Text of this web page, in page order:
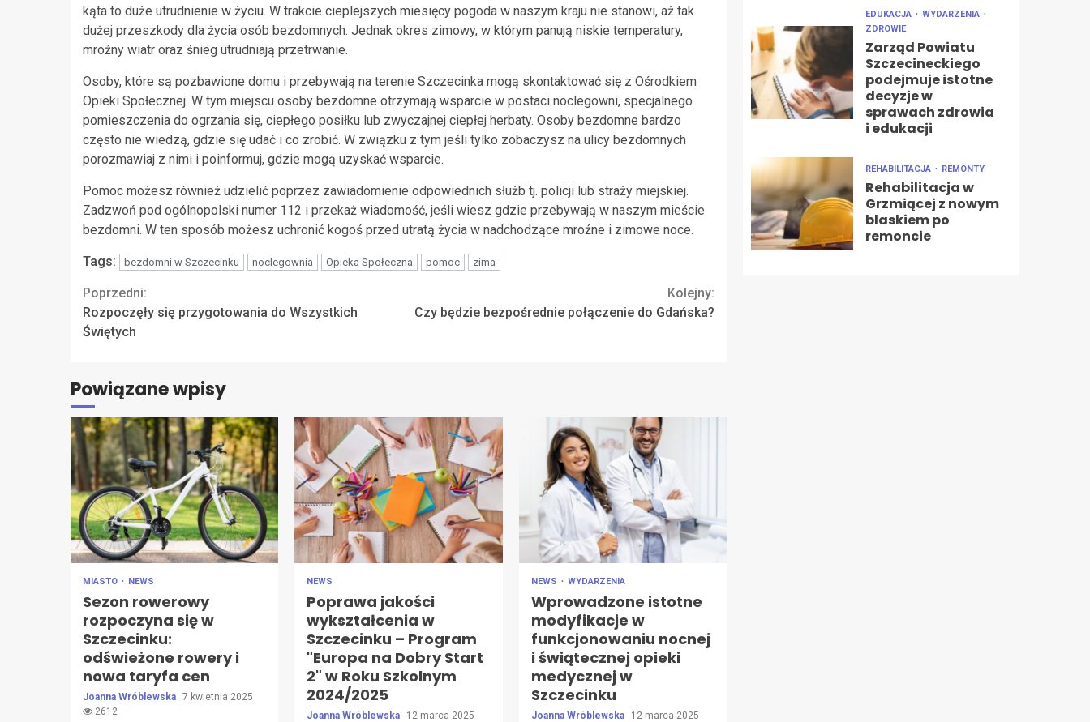
kąta to duże utrudnienie w życiu. W trakcie cieplejszych miesięcy pogoda w naszym kraju nie stanowi, aż tak
dużej przeszkody dla życia osób bezdomnych. Jednak okres zimowy, w którym panują niskie temperatury,
mroźny wiatr oraz śnieg utrudniają przetrwanie.
Osoby, które są pozbawione domu i przebywają na terenie Szczecinka mogą skontaktować się z Ośrodkiem
Opieki Społecznej. W tym miejscu osoby bezdomne otrzymają wsparcie w postaci noclegowni, specjalnego
pomieszczenia do ogrzania się, ciepłego posiłku lub zwyczajnej ciepłej herbaty. Osoby bezdomne bardzo
często nie wiedzą, gdzie się udać i co zrobić. W związku z tym jeśli tylko zobaczysz na ulicy bezdomnych
porozmawiaj z nimi i poinformuj, gdzie mogą uzyskać wsparcie.
Pomoc możesz również udzielić poprzez zawiadomienie odpowiednich służb tj. policji lub straży miejskiej.
Zadzwoń pod ogólnopolski numer 112 i przekaż wiadomość, jeśli wiesz gdzie przebywają w naszym mieście
bezdomni. W ten sposób możesz uchronić kogoś przed utratą życia w nadchodzące mroźne i zimowe noce.
Tags: bezdomni w Szczecinku noclegownia Opieka Społeczna pomoc zima
Continue
Reading
Poprzedni:
Rozpoczęły się przygotowania do Wszystkich
Świętych
Kolejny:
Czy będzie bezpośrednie połączenie do Gdańska?
Powiązane wpisy
MIASTO NEWS
Sezon rowerowy
rozpoczyna się w
Szczecinku:
odświeżone rowery i
nowa taryfa cen
Joanna Wróblewska 7 kwietnia 2025
2612
NEWS
Poprawa jakości
wykształcenia w
Szczecinku – Program
"Europa na Dobry Start
2" w Roku Szkolnym
2024/2025
Joanna Wróblewska
12 marca 2025
NEWS WYDARZENIA
Wprowadzone istotne
modyfikacje w
funkcjonowaniu nocnej
i świątecznej opieki
medycznej w
Szczecinku
Joanna Wróblewska
12 marca 2025
EDUKACJA
WYDARZENIA
ZDROWIE
Zarząd Powiatu
Szczecineckiego
podejmuje istotne
decyzje w
sprawach zdrowia
i edukacji
REHABILITACJA REMONTY
Rehabilitacja w
Grzmiącej z nowym
blaskiem po
remoncie